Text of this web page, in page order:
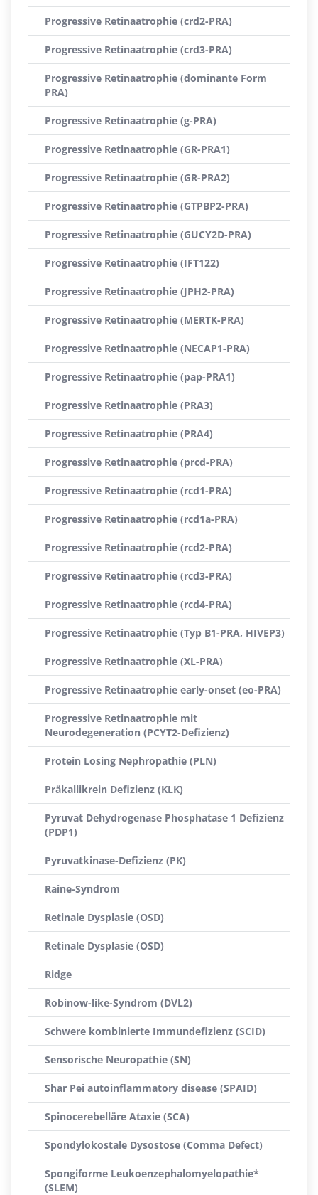
Progressive Retinaatrophie (crd2-PRA)
Progressive Retinaatrophie (crd3-PRA)
Progressive Retinaatrophie (dominante Form
PRA)
Progressive Retinaatrophie (g-PRA)
Progressive Retinaatrophie (GR-PRA1)
Progressive Retinaatrophie (GR-PRA2)
Progressive Retinaatrophie (GTPBP2-PRA)
Progressive Retinaatrophie (GUCY2D-PRA)
Progressive Retinaatrophie (IFT122)
Progressive Retinaatrophie (JPH2-PRA)
Progressive Retinaatrophie (MERTK-PRA)
Progressive Retinaatrophie (NECAP1-PRA)
Progressive Retinaatrophie (pap-PRA1)
Progressive Retinaatrophie (PRA3)
Progressive Retinaatrophie (PRA4)
Progressive Retinaatrophie (prcd-PRA)
Progressive Retinaatrophie (rcd1-PRA)
Progressive Retinaatrophie (rcd1a-PRA)
Progressive Retinaatrophie (rcd2-PRA)
Progressive Retinaatrophie (rcd3-PRA)
Progressive Retinaatrophie (rcd4-PRA)
Progressive Retinaatrophie (Typ B1-PRA, HIVEP3)
Progressive Retinaatrophie (XL-PRA)
Progressive Retinaatrophie early-onset (eo-PRA)
Progressive Retinaatrophie mit
Neurodegeneration (PCYT2-Defizienz)
Protein Losing Nephropathie (PLN)
Präkallikrein Defizienz (KLK)
Pyruvat Dehydrogenase Phosphatase 1 Defizienz
(PDP1)
Pyruvatkinase-Defizienz (PK)
Raine-Syndrom
Retinale Dysplasie (OSD)
Retinale Dysplasie (OSD)
Ridge
Robinow-like-Syndrom (DVL2)
Schwere kombinierte Immundefizienz (SCID)
Sensorische Neuropathie (SN)
Shar Pei autoinflammatory disease (SPAID)
Spinocerebelläre Ataxie (SCA)
Spondylokostale Dysostose (Comma Defect)
Spongiforme Leukoenzephalomyelopathie*
(SLEM)